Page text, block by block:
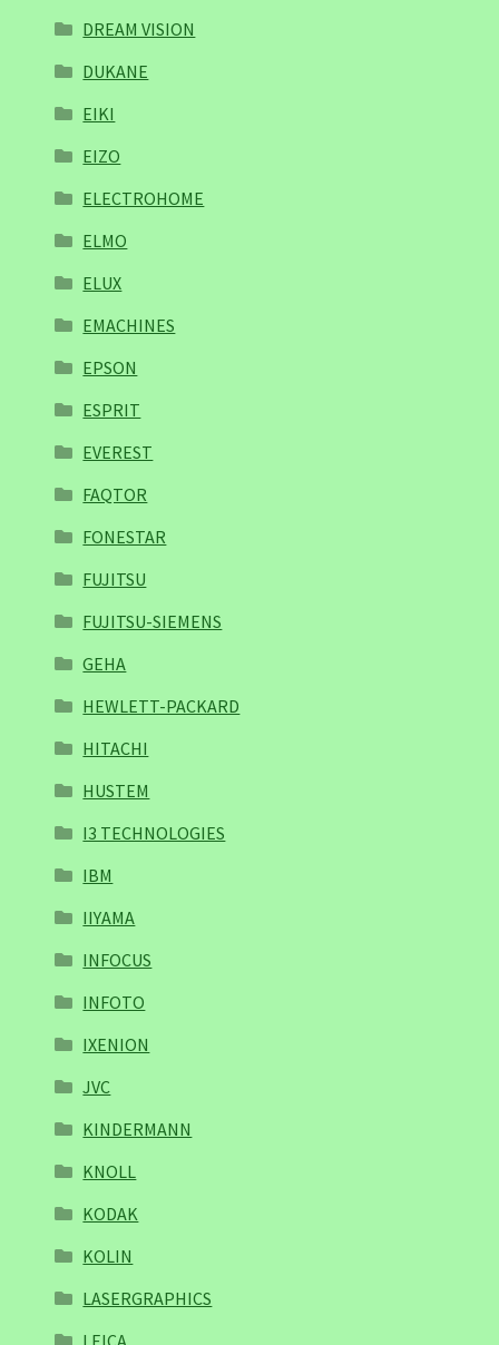
DREAM VISION
DUKANE
EIKI
EIZO
ELECTROHOME
ELMO
ELUX
EMACHINES
EPSON
ESPRIT
EVEREST
FAQTOR
FONESTAR
FUJITSU
FUJITSU-SIEMENS
GEHA
HEWLETT-PACKARD
HITACHI
HUSTEM
I3 TECHNOLOGIES
IBM
IIYAMA
INFOCUS
INFOTO
IXENION
JVC
KINDERMANN
KNOLL
KODAK
KOLIN
LASERGRAPHICS